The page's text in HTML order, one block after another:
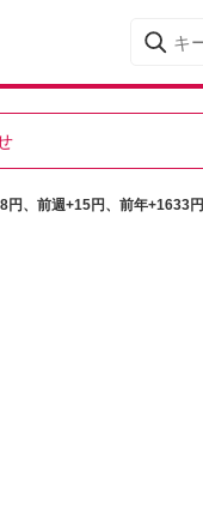
円、前週+15円、前年+1633円